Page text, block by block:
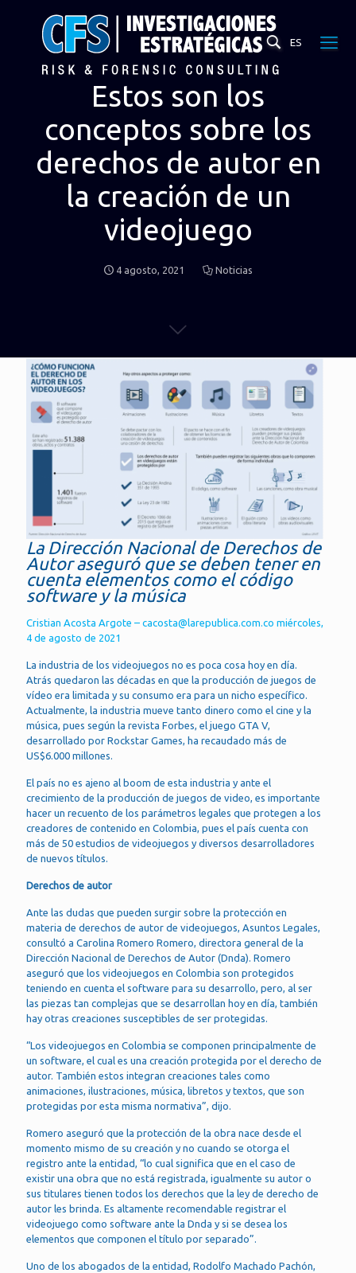
ES
Estos son los
conceptos sobre los
derechos de autor en
la creación de un
videojuego
4 agosto, 2021 Noticias
La Dirección Nacional de Derechos de
Autor aseguró que se deben tener en
cuenta elementos como el código
software y la música
Cristian Acosta Argote – cacosta@larepublica.com.co miércoles,
4 de agosto de 2021
La industria de los videojuegos no es poca cosa hoy en día.
Atrás quedaron las décadas en que la producción de juegos de
vídeo era limitada y su consumo era para un nicho específico.
Actualmente, la industria mueve tanto dinero como el cine y la
música, pues según la revista Forbes, el juego GTA V,
desarrollado por Rockstar Games, ha recaudado más de
US$6.000 millones.
El país no es ajeno al boom de esta industria y ante el
crecimiento de la producción de juegos de video, es importante
hacer un recuento de los parámetros legales que protegen a los
creadores de contenido en Colombia, pues el país cuenta con
más de 50 estudios de videojuegos y diversos desarrolladores
de nuevos títulos.
Derechos de autor
Ante las dudas que pueden surgir sobre la protección en
materia de derechos de autor de videojuegos, Asuntos Legales,
consultó a Carolina Romero Romero, directora general de la
Dirección Nacional de Derechos de Autor (Dnda). Romero
aseguró que los videojuegos en Colombia son protegidos
teniendo en cuenta el software para su desarrollo, pero, al ser
las piezas tan complejas que se desarrollan hoy en día, también
hay otras creaciones susceptibles de ser protegidas.
“Los videojuegos en Colombia se componen principalmente de
un software, el cual es una creación protegida por el derecho de
autor. También estos integran creaciones tales como
animaciones, ilustraciones, música, libretos y textos, que son
protegidas por esta misma normativa”, dijo.
Romero aseguró que la protección de la obra nace desde el
momento mismo de su creación y no cuando se otorga el
registro ante la entidad, “lo cual significa que en el caso de
existir una obra que no está registrada, igualmente su autor o
sus titulares tienen todos los derechos que la ley de derecho de
autor les brinda. Es altamente recomendable registrar el
videojuego como software ante la Dnda y si se desea los
elementos que componen el título por separado”.
Uno de los abogados de la entidad, Rodolfo Machado Pachón,